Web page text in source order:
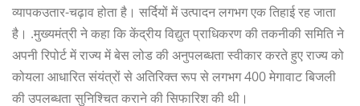
व्यापकउतार-चढ़ाव होता है। सर्दियों में उत्पादन लगभग एक तिहाई रह जाता
है। .मुख्यमंत्री ने कहा कि केंद्रीय विद्युत प्राधिकरण की तकनीकी समिति ने
अपनी रिपोर्ट में राज्य में बेस लोड की अनुपलब्धता स्वीकार करते हुए राज्य को
कोयला आधारित संयंत्रों से अतिरिक्त रूप से लगभग 400 मेगावाट बिजली
की उपलब्धता सुनिश्चित कराने की सिफारिश की थी।